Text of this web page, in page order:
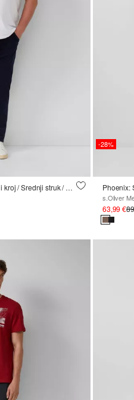
Korduro hlače Casby / Opušteni kroj / Srednji struk / Ravni kroj
-28%
s.Oliver
63,99 €